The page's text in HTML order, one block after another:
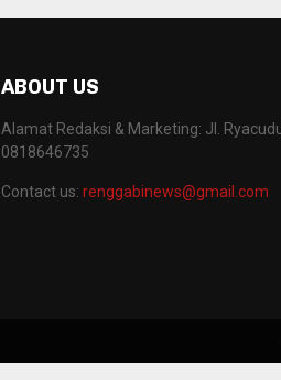
ABOUT US
Alamat Redaksi & Marketing: Jl.
0818646735
Contact us: renggabinews@gmail.com